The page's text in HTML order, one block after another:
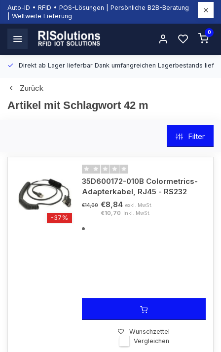
Auto-ID • RFID • POS-Lösungen | Persönliche B2B-Beratung
| Weltweite Lieferung
0
Direkt ab Lager lieferbar Dank umfangreichen Lagerbestands
Zurück
Artikel mit Schlagwort 42 m
Filter
-37%
35D600172-010B Colormetrics-
Adapterkabel, RJ45 - RS232
€14,00 €8,84 exkl. MwSt.
€10,70 Inkl. MwSt.
Wunschzettel
Vergleichen